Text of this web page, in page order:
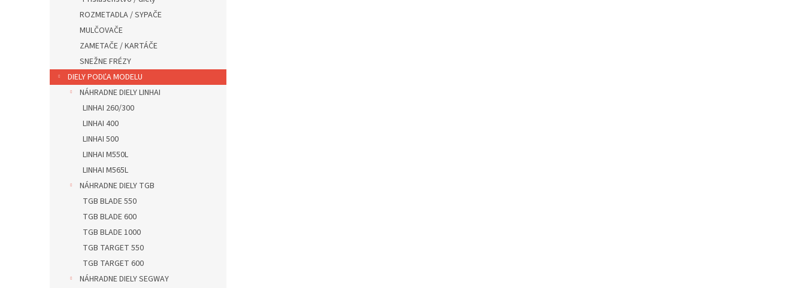
ROZMETADLA / SYPAČE
MULČOVAČE
ZAMETAČE / KARTÁČE
SNEŽNE FRÉZY
DIELY PODĽA MODELU
NÁHRADNE DIELY LINHAI
LINHAI 260/300
LINHAI 400
LINHAI 500
LINHAI M550L
LINHAI M565L
NÁHRADNE DIELY TGB
TGB BLADE 550
TGB BLADE 600
TGB BLADE 1000
TGB TARGET 550
TGB TARGET 600
NÁHRADNE DIELY SEGWAY